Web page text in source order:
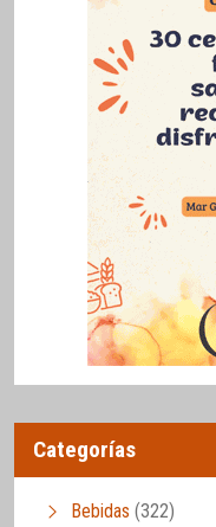
Categorías
Bebidas (322)